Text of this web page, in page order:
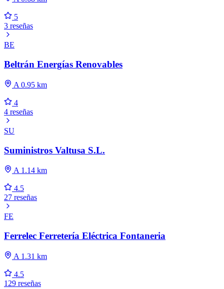
5
3 reseñas
BE
Beltrán Energías Renovables
A 0.95 km
4
4 reseñas
SU
Suministros Valtusa S.L.
A 1.14 km
4.5
27 reseñas
FE
Ferrelec Ferretería Eléctrica Fontaneria
A 1.31 km
4.5
129 reseñas